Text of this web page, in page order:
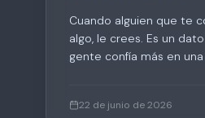
Cuando alguien que te
algo, le crees. Es un
gente confía más en
— y tu empresa, o
22 de junio de 2026